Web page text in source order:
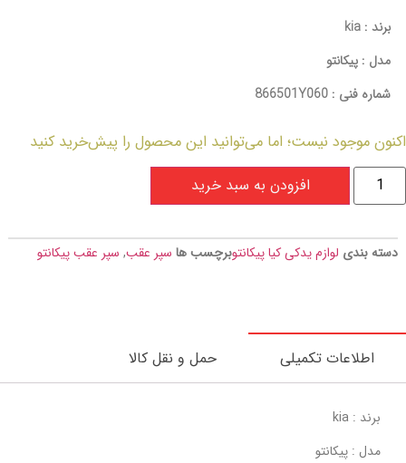
برند : kia
مدل : پیکانتو
شماره فنی : 866501Y060
اکنون موجود نیست؛ اما می‌توانید این محصول را پیش‌خرید کنید
افزودن به سبد خرید
دسته بندی لوازم یدکی کیا پیکانتوبرچسب ها سپر عقب, سپر عقب پیکانتو
اطلاعات تکمیلی حمل و نقل کالا
برند : kia
مدل : پیکانتو